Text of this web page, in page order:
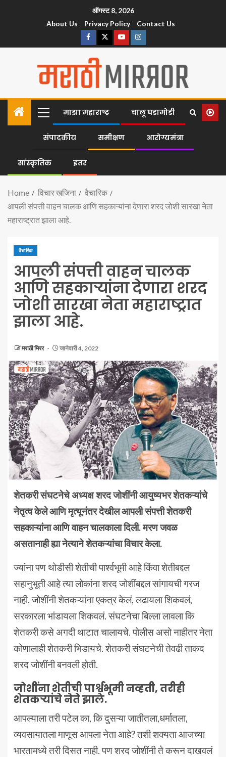
ऑगस्ट 8, 2026
About Us
Privacy Policy Contact Us
माझा महाराष्ट्र चालू घडामोडी
संपादकीय समीक्षण आरोग्यमंत्रा
सांस्कृतिक इतर
Home विचार खजिना
वैचारिक
आपली संपत्ती वाहन चालक आणि सहकाऱ्यांना देणारा शरद जोशी सारखा नेता
महाराष्ट्रात झाला आहे.
वैचारिक
आपली संपत्ती वाहन चालक
आणि सहकाऱ्यांना देणारा शरद
जोशी सारखा नेता महाराष्ट्रात
झाला आहे.
मराठी मिरर जानेवारी 4, 2022
शेतकरी संघटनेचे अध्यक्ष शरद जोशींनी आयुष्यभर शेतकऱ्यांचे
नेतृत्व केले आणि मृत्यूनंतर देखील आपली संपत्ती शेतकरी
सहकाऱ्यांना आणि वाहन चालकाला दिली. मरण जवळ
असतानाही ह्या नेत्याने शेतकऱ्यांचा विचार केला.
ज्यांना पण थोडीसी शेतीची पार्श्वभूमी आहे किंवा शेतीबद्दल
सहानुभूती आहे त्या लोकांना शरद जोशींबद्दल सांगायची गरज
नाही. जोशींनी शेतकऱ्यांना एकत्र केलं, लढायला शिकवलं,
सरकारला भांडायला शिकवलं. संघटनेचा बिल्ला लावला कि
शेतकरी कसे अगदी थाटात चालायचे. पोलीस असो नाहीतर नेता
कोणालाही शेतकरी भिडायचे. शेतकरी संघटनेची तेवढी ताकद
शरद जोशींनी बनवली होती.
जोशींना शेतीची पार्श्वभूमी नव्हती, तरीही
शेतकऱ्यांचे नेते झाले.
आपल्याला तरी पटेल का, कि दुसऱ्या जातीतला,धर्मातला,
व्यवसायातला माणूस आपला नेता आहे? तशी शक्यता आजच्या
भारतामध्ये तरी दिसत नाही. पण शरद जोशींनी ते करून दाखवलं